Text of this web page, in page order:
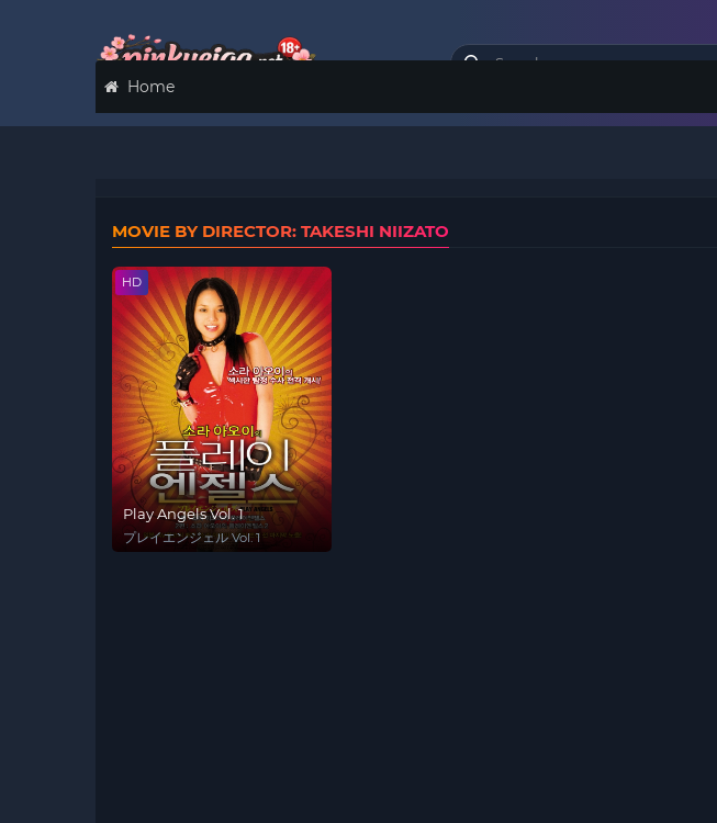
Home
MOVIE BY DIRECTOR: TAKESHI NIIZATO
HD
Play Angels Vol. 1
プレイエンジェル Vol. 1